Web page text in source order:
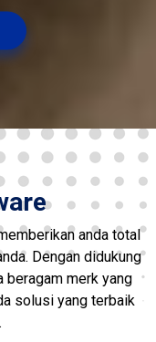
anda total
Dengan didukung
beragam merk yang
solusi yang terbaik